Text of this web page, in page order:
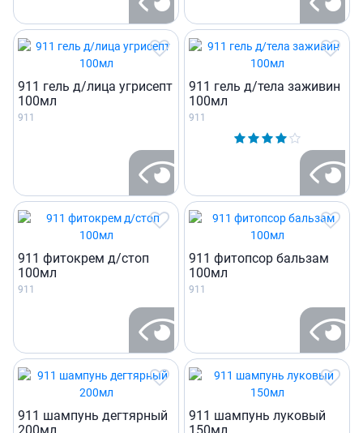
911 гель д/лица угрисепт
100мл
911
911 гель д/тела заживин
100мл
911
911 фитокрем д/стоп
100мл
911
911 фитопсор бальзам
100мл
911
911 шампунь дегтярный
911 шампунь луковый